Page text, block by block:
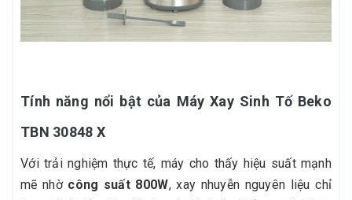
Tính năng nổi bật của Máy Xay Sinh Tố Beko
TBN 30848 X
Với trải nghiệm thực tế, máy cho thấy hiệu suất mạnh
mẽ nhờ công suất 800W, xay nhuyễn nguyên liệu chỉ